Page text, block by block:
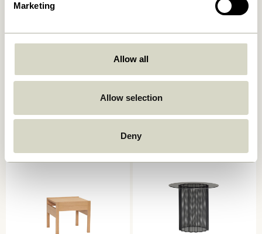
Marketing
Allow all
Allow selection
Deny
1.149,00